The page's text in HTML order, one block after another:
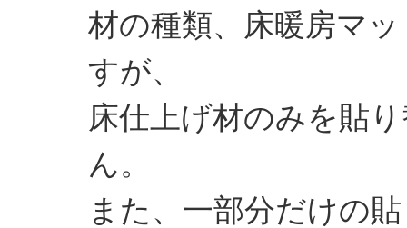
材の種類、床暖房マ
すが、
床仕上げ材のみを貼
ん。
また、一部分だけの